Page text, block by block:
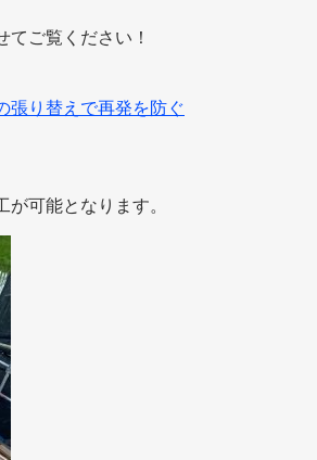
ご覧ください！
張り替えで再発を防ぐ
可能となります。